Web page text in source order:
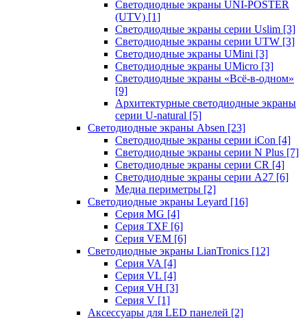
Светодиодные экраны UNI-POSTER
(UTV) [1]
Светодиодные экраны серии Uslim [3]
Светодиодные экраны серии UTW [3]
Светодиодные экраны UMini [3]
Светодиодные экраны UMicro [3]
Светодиодные экраны «Всё-в-одном»
[9]
Архитектурные светодиодные экраны
серии U-natural [5]
Светодиодные экраны Absen [23]
Светодиодные экраны серии iCon [4]
Светодиодные экраны серии N Plus [7]
Светодиодные экраны серии CR [4]
Светодиодные экраны серии А27 [6]
Медиа периметры [2]
Светодиодные экраны Leyard [16]
Серия MG [4]
Серия TXF [6]
Серия VEM [6]
Светодиодные экраны LianTronics [12]
Серия VA [4]
Серия VL [4]
Серия VH [3]
Серия V [1]
Аксессуары для LED панелей [2]